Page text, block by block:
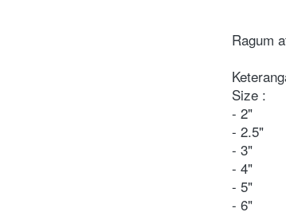
Ragum
Size :
- 2"
- 2.5"
- 3"
- 4"
- 5"
- 6"